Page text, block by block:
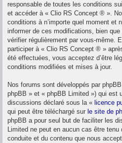
responsable de toutes les conditions
et accéder à « Clio RS Concept ® ».
conditions à n’importe quel moment et
informer de ces modifications, bien
vérifier régulièrement par vous-même.
participer à « Clio RS Concept ® »
été effectuées, vous acceptez d’être
conditions modifiées et mises à jour.
Nos forums sont développés par
phpBB » et « phpBB Limited ») qui est
discussions déclaré sous la « licence
qui peut être téléchargé sur le site de
phpBB a pour seul but de faciliter les
Limited ne peut en aucun cas être
conduite et du contenu que nous